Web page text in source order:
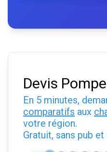
Devis
En 5 minutes,
comparatifs aux
votre région.
Gratuit, sans pub